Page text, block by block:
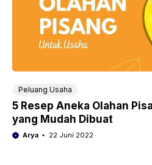
Peluang Usaha
5 Resep Aneka Olahan
yang Mudah Dibuat
Arya 22 Juni 2022